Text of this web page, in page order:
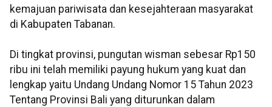
kemajuan pariwisata dan kesejahteraan masyarakat
di Kabupaten Tabanan.
Di tingkat provinsi, pungutan wisman sebesar Rp150
ribu ini telah memiliki payung hukum yang kuat dan
lengkap yaitu Undang Undang Nomor 15 Tahun 2023
Tentang Provinsi Bali yang diturunkan dalam